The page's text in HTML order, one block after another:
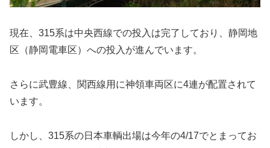
現在、315系は中央西線での投入は完了しており、静岡地
区（静岡電車区）への投入が進んでいます。
さらに武豊線、関西線用に神領車両区に4連が配置されて
います。
しかし、315系の日本車輌出場は今年の4/17でとまってお